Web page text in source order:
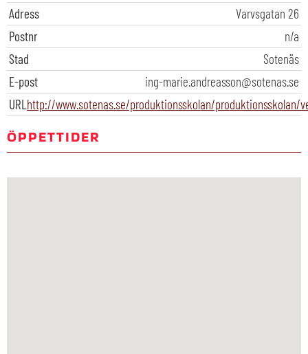
Adress
Varvsgatan 26
Postnr
n/a
Stad
Sotenäs
E-post
ing-marie.andreasson@sotenas.se
URLhttp://www.sotenas.se/produktionsskolan/produktionsskolan/
ÖPPETTIDER